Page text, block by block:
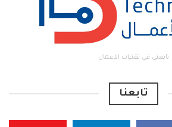
تابعني في تقنيات الاعمال
تابعنا